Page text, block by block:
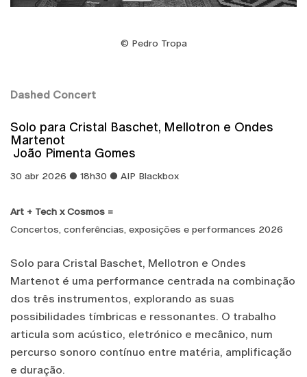
© Pedro Tropa
Dashed Concert
Solo para Cristal Baschet, Mellotron e Ondes
Martenot
João Pimenta Gomes
30 abr 2026 ● 18h30 ● AIP Blackbox
Art + Tech x Cosmos =
Concertos, conferências, exposições e performances 2026
Solo para Cristal Baschet, Mellotron e Ondes
Martenot é uma performance centrada na combinação
dos três instrumentos, explorando as suas
possibilidades tímbricas e ressonantes. O trabalho
articula som acústico, eletrónico e mecânico, num
percurso sonoro contínuo entre matéria, amplificação
e duração.